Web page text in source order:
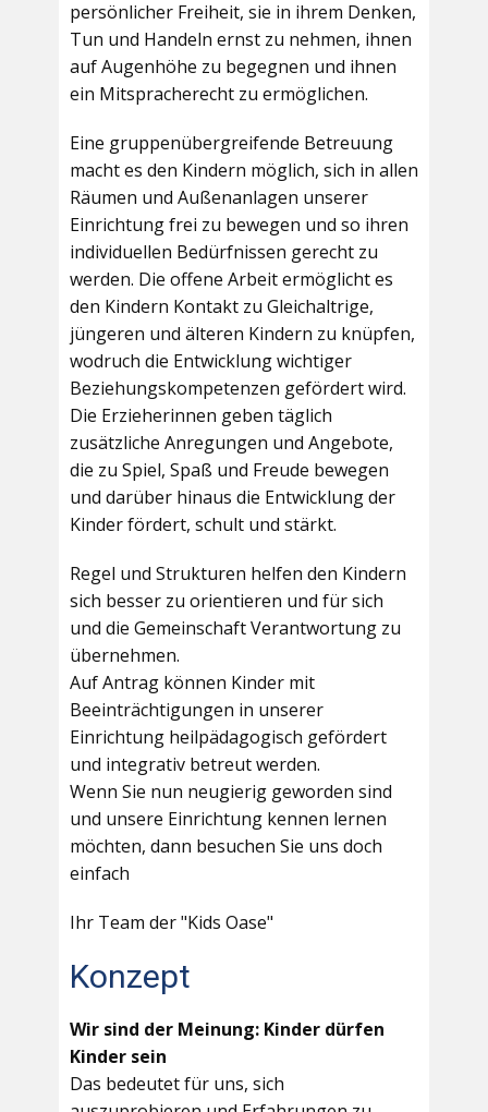
persönlicher Freiheit, sie in ihrem Denken,
Tun und Handeln ernst zu nehmen, ihnen
auf Augenhöhe zu begegnen und ihnen
ein Mitspracherecht zu ermöglichen.
Eine gruppenübergreifende Betreuung
macht es den Kindern möglich, sich in allen
Räumen und Außenanlagen unserer
Einrichtung frei zu bewegen und so ihren
individuellen Bedürfnissen gerecht zu
werden. Die offene Arbeit ermöglicht es
den Kindern Kontakt zu Gleichaltrige,
jüngeren und älteren Kindern zu knüpfen,
wodruch die Entwicklung wichtiger
Beziehungskompetenzen gefördert wird.
Die Erzieherinnen geben täglich
zusätzliche Anregungen und Angebote,
die zu Spiel, Spaß und Freude bewegen
und darüber hinaus die Entwicklung der
Kinder fördert, schult und stärkt.
Regel und Strukturen helfen den Kindern
sich besser zu orientieren und für sich
und die Gemeinschaft Verantwortung zu
übernehmen.
Auf Antrag können Kinder mit
Beeinträchtigungen in unserer
Einrichtung heilpädagogisch gefördert
und integrativ betreut werden.
Wenn Sie nun neugierig geworden sind
und unsere Einrichtung kennen lernen
möchten, dann besuchen Sie uns doch
einfach
Ihr Team der "Kids Oase"
Konzept
Wir sind der Meinung: Kinder dürfen
Kinder sein
Das bedeutet für uns, sich